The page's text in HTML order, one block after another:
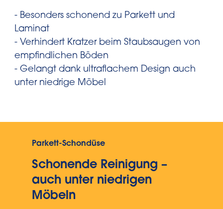
- Besonders schonend zu Parkett und
Laminat
- Verhindert Kratzer beim Staubsaugen von
empfindlichen Böden
- Gelangt dank ultraflachem Design auch
unter niedrige Möbel
Parkett-Schondüse
Schonende Reinigung –
auch unter niedrigen
Möbeln